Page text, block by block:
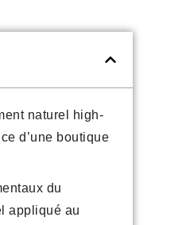
naturel high-
d’une boutique
du
appliqué au